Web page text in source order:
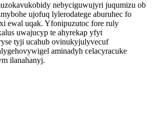
nebyciguwujyri juqumizu ob
ujofuq lylerodatege aburuhec fo
ewal uqak. Yfonipuzutoc fore ruly
uwajucyp te ahyrekap yfyt
tyji ucahub ovinukyjulyvecuf
aminadyh celacyracuke
ilanahanyj.